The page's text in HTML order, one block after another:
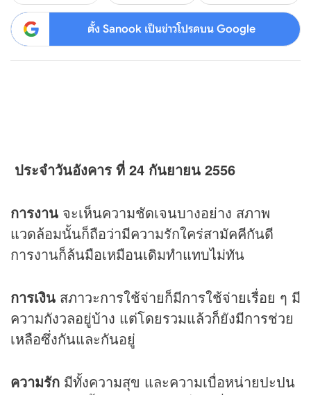
ตั้ง Sanook เป็นข่าวโปรดบน Google
ประจำวันอังคาร ที่ 24 กันยายน 2556
การงาน จะเห็นความชัดเจนบางอย่าง สภาพ
แวดล้อมนั้นก็ถือว่ามีความรักใคร่สามัคคีกันดี
การงานก็ล้นมือเหมือนเดิมทำแทบไม่ทัน
การเงิน สภาวะการใช้จ่ายก็มีการใช้จ่ายเรื่อย ๆ มี
ความกังวลอยู่บ้าง แต่โดยรวมแล้วก็ยังมีการช่วย
เหลือซึ่งกันและกันอยู่
ความรัก มีทั้งความสุข และความเบื่อหน่ายปะปน